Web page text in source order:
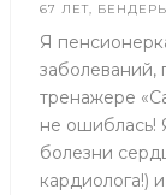
67 ЛЕТ,
Я
заболеваний,
тренажере
не ошиблась!
болезни
кардиолога!)